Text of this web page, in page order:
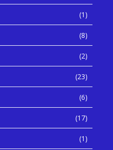
(1)
(8)
(2)
(23)
(6)
(17)
(1)